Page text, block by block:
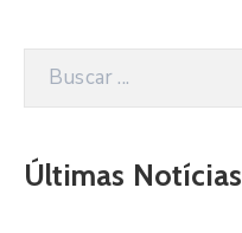
Últimas Notícias